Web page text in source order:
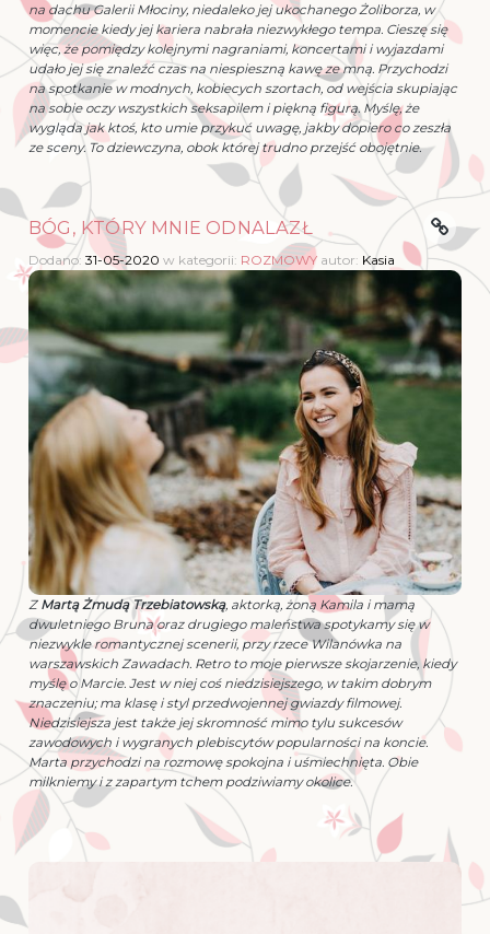
na dachu Galerii Młociny, niedaleko jej ukochanego Żoliborza, w
momencie kiedy jej kariera nabrała niezwykłego tempa. Cieszę się
więc, że pomiędzy kolejnymi nagraniami, koncertami i wyjazdami
udało jej się znaleźć czas na niespieszną kawę ze mną. Przychodzi
na spotkanie w modnych, kobiecych szortach, od wejścia skupiając
na sobie oczy wszystkich seksapilem i piękną figurą. Myślę, że
wygląda jak ktoś, kto umie przykuć uwagę, jakby dopiero co zeszła
ze sceny. To dziewczyna, obok której trudno przejść obojętnie.
BÓG, KTÓRY MNIE ODNALAZŁ
Dodano: 31-05-2020 w kategorii: ROZMOWY autor: Kasia
Z Martą Żmudą Trzebiatowską, aktorką, żoną Kamila i mamą
dwuletniego Bruna oraz drugiego maleństwa spotykamy się w
niezwykle romantycznej scenerii, przy rzece Wilanówka na
warszawskich Zawadach. Retro to moje pierwsze skojarzenie, kiedy
myślę o Marcie. Jest w niej coś niedzisiejszego, w takim dobrym
znaczeniu; ma klasę i styl przedwojennej gwiazdy filmowej.
Niedzisiejsza jest także jej skromność mimo tylu sukcesów
zawodowych i wygranych plebiscytów popularności na koncie.
Marta przychodzi na rozmowę spokojna i uśmiechnięta. Obie
milkniemy i z zapartym tchem podziwiamy okolice.